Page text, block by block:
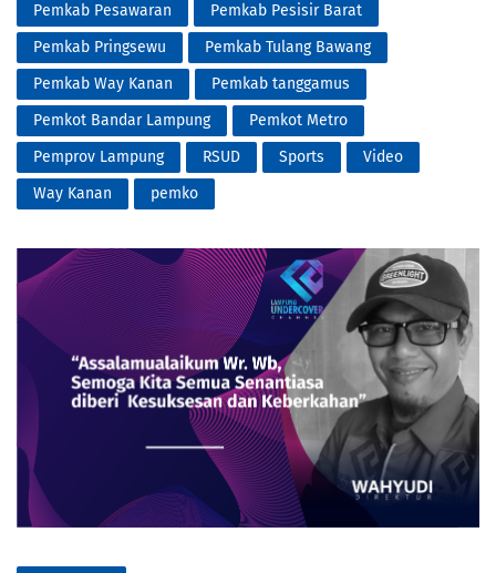
Pemkab Pesawaran
Pemkab Pesisir Barat
Pemkab Pringsewu
Pemkab Tulang Bawang
Pemkab Way Kanan
Pemkab tanggamus
Pemkot Bandar Lampung
Pemkot Metro
Pemprov Lampung
RSUD Sports
Video
Way Kanan
pemko